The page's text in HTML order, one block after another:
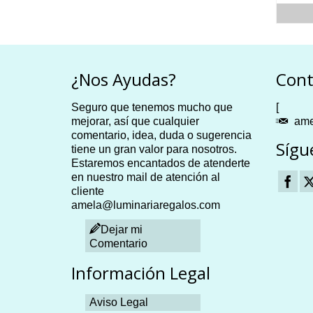
hasta
Las
se
pueden
elegir
en
la
página
producto
¿Nos Ayudas?
Seguro que tenemos mucho que
mejorar, así que cualquier
comentario, idea, duda o sugerencia
tiene un gran valor para nosotros.
Estaremos encantados de atenderte
en nuestro mail de atención al
cliente
amela@luminariaregalos.com
Dejar mi
Comentario
Información Legal
Aviso Legal
[